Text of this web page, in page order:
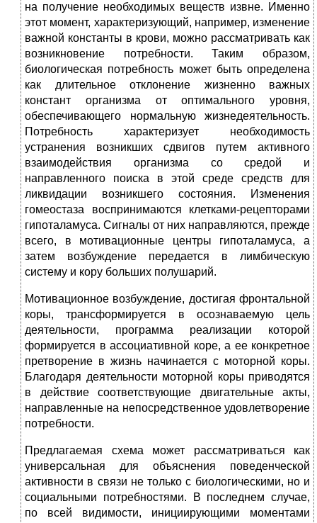
на получение необходимых веществ извне. Именно
этот момент, характеризующий, например, изменение
важной константы в крови, можно рассматривать как
возникновение потребности. Таким образом,
биологическая потребность может быть определена
как длительное отклонение жизненно важных
констант организма от оптимального уровня,
обеспечивающего нормальную жизнедеятельность.
Потребность характеризует необходимость
устранения возникших сдвигов путем активного
взаимодействия организма со средой и
направленного поиска в этой среде средств для
ликвидации возникшего состояния. Изменения
гомеостаза воспринимаются клетками-рецепторами
гипоталамуса. Сигналы от них направляются, прежде
всего, в мотивационные центры гипоталамуса, а
затем возбуждение передается в лимбическую
систему и кору больших полушарий.
Мотивационное возбуждение, достигая фронтальной
коры, трансформируется в осознаваемую цель
деятельности, программа реализации которой
формируется в ассоциативной коре, а ее конкретное
претворение в жизнь начинается с моторной коры.
Благодаря деятельности моторной коры приводятся
в действие соответствующие двигательные акты,
направленные на непосредственное удовлетворение
потребности.
Предлагаемая схема может рассматриваться как
универсальная для объяснения поведенческой
активности в связи не только с биологическими, но и
социальными потребностями. В последнем случае,
по всей видимости, инициирующими моментами